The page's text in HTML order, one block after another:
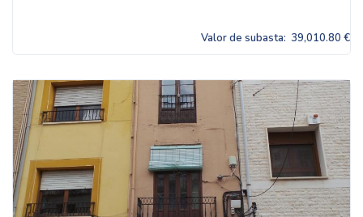
Valor de subasta: 39,010.80 €